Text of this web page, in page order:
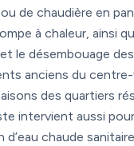
de chaudière en
à chaleur, ainsi
le désembouage
anciens du
des quartiers
intervient aussi
chaude